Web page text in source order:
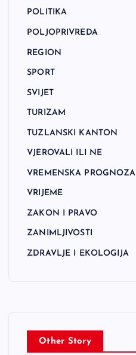
POLITIKA
POLJOPRIVREDA
REGION
SPORT
SVIJET
TURIZAM
TUZLANSKI KANTON
VJEROVALI ILI NE
VREMENSKA PROGNOZA
VRIJEME
ZAKON I PRAVO
ZANIMLJIVOSTI
ZDRAVLJE I EKOLOGIJA
Other Story